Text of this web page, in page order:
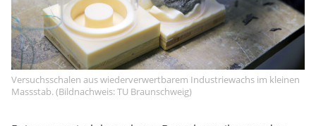
Versuchsschalen aus wiederverwertbarem Industriewachs im kleinen
Massstab. (Bildnachweis: TU Braunschweig)